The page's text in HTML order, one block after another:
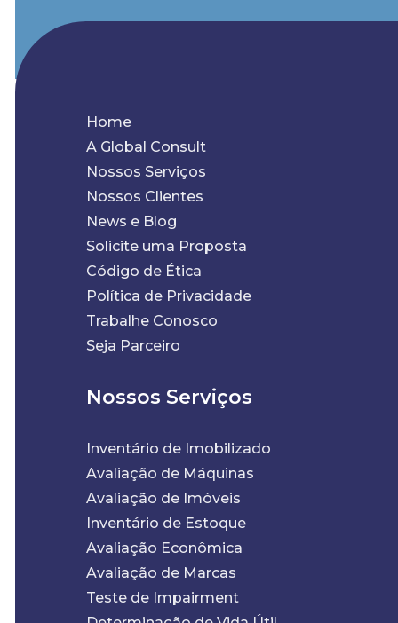
Home
A Global Consult
Nossos Serviços
Nossos Clientes
News e Blog
Solicite uma Proposta
Código de Ética
Política de Privacidade
Trabalhe Conosco
Seja Parceiro
Nossos Serviços
Inventário de Imobilizado
Avaliação de Máquinas
Avaliação de Imóveis
Inventário de Estoque
Avaliação Econômica
Avaliação de Marcas
Teste de Impairment